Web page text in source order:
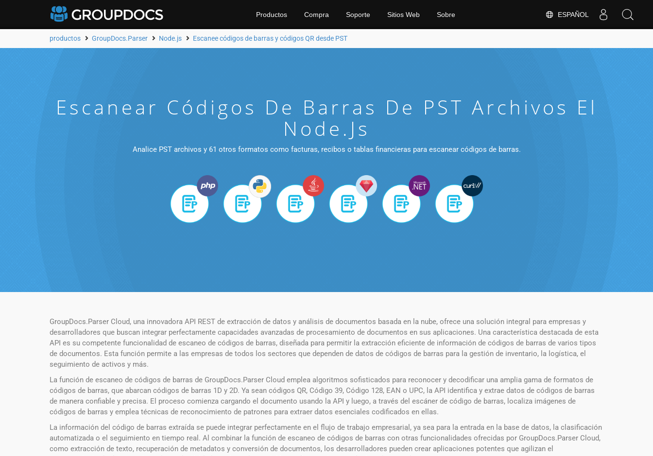
ESPAÑOL
Productos Compra Soporte Sitios Web Sobre
productos GroupDocs.Parser Node.js Escanee códigos de barras y códigos QR desde PST
Escanear Códigos De Barras De PST Archivos El
Node.js
Analice PST archivos y 61 otros formatos como facturas, recibos o tablas financieras para escanear códigos de barras.
GroupDocs.Parser Cloud, una innovadora API REST de extracción de datos y análisis de documentos basada en la nube, ofrece una solución integral para empresas y
desarrolladores que buscan integrar perfectamente capacidades avanzadas de procesamiento de documentos en sus aplicaciones. Una característica destacada de esta
API es su competente funcionalidad de escaneo de códigos de barras, diseñada para permitir la extracción eficiente de información de códigos de barras de varios tipos
de documentos. Esta función permite a las empresas de todos los sectores que dependen de datos de códigos de barras para la gestión de inventario, la logística, el
seguimiento de activos y más.
La función de escaneo de códigos de barras de GroupDocs.Parser Cloud emplea algoritmos sofisticados para reconocer y decodificar una amplia gama de formatos de
códigos de barras, que abarcan códigos de barras 1D y 2D. Ya sean códigos QR, Código 39, Código 128, EAN o UPC, la API identifica y extrae datos de códigos de barras
de manera confiable y precisa. El proceso comienza cargando el documento usando la API y luego, a través del escáner de código de barras, localiza imágenes de
códigos de barras y emplea técnicas de reconocimiento de patrones para extraer datos esenciales codificados en ellas.
La información del código de barras extraída se puede integrar perfectamente en el flujo de trabajo empresarial, ya sea para la entrada en la base de datos, la clasificación
automatizada o el seguimiento en tiempo real. Al combinar la función de escaneo de códigos de barras con otras funcionalidades ofrecidas por GroupDocs.Parser Cloud,
como extracción de texto, recuperación de metadatos y conversión de documentos, los desarrolladores pueden crear aplicaciones potentes que agilizan el